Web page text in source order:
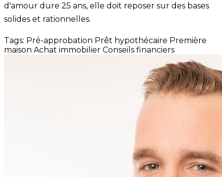
d'amour dure 25 ans, elle doit reposer sur des bases
solides et rationnelles.
Tags: Pré-approbation Prêt hypothécaire Première
maison Achat immobilier Conseils financiers